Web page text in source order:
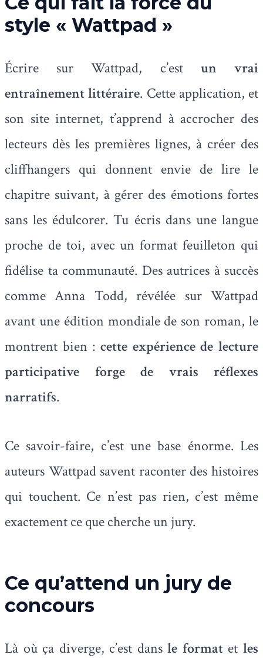
style « Wattpad »
Écrire sur Wattpad, c’est un vrai
entraînement littéraire. Cette application, et
son site internet, t’apprend à accrocher des
lecteurs dès les premières lignes, à créer des
cliffhangers qui donnent envie de lire le
chapitre suivant, à gérer des émotions fortes
sans les édulcorer. Tu écris dans une langue
proche de toi, avec un format feuilleton qui
fidélise ta communauté. Des autrices à succès
comme Anna Todd, révélée sur Wattpad
avant une édition mondiale de son roman, le
montrent bien : cette expérience de lecture
participative forge de vrais réflexes
narratifs.
Ce savoir-faire, c’est une base énorme. Les
auteurs Wattpad savent raconter des histoires
qui touchent. Ce n’est pas rien, c’est même
exactement ce que cherche un jury.
Ce qu’attend un jury de
concours
Là où ça diverge, c’est dansle formatetles